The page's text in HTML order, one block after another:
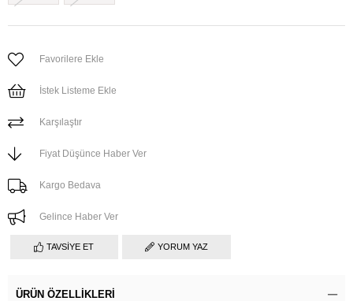
Favorilere Ekle
İstek Listeme Ekle
Karşılaştır
Fiyat Düşünce Haber Ver
Kargo Bedava
Gelince Haber Ver
TAVSIYE ET YORUM YAZ
ÜRÜN ÖZELLIKLERI